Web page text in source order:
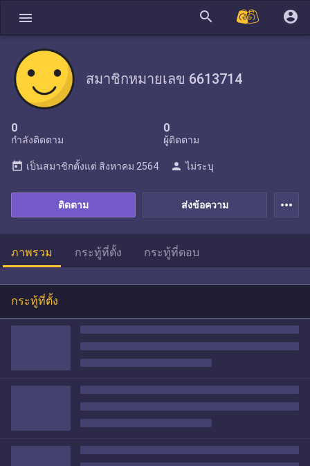
menu search account_circle
สมาชิกหมายเลข 6613714
0
กำลังติดตาม
0
ผู้ติดตาม
ส่งข้อความ
ติดตาม
today เป็นสมาชิกตั้งแต่ สิงหาคม 2564 person ไม่ระบุ
more_horiz
ภาพรวม กระทู้ที่ตั้ง กระทู้ที่ตอบ
กระทู้ที่ตั้ง